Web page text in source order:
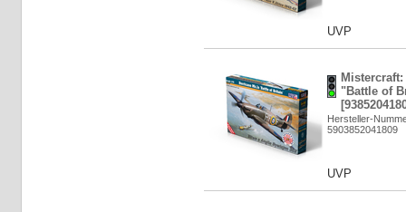
UVP
"Battle of
Hersteller-
5903852041809
UVP